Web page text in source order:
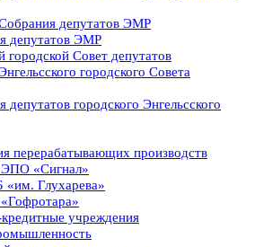
депутатов ЭМР
депутатов ЭМР
городской Совет депутатов
городского Совета
городского Энгельсского
перерабатывающих производств
«Сигнал»
Глухарева»
учреждения